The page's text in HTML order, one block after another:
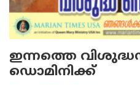
ഇന്നത്തെ
ഡൊമിനിക്ക്